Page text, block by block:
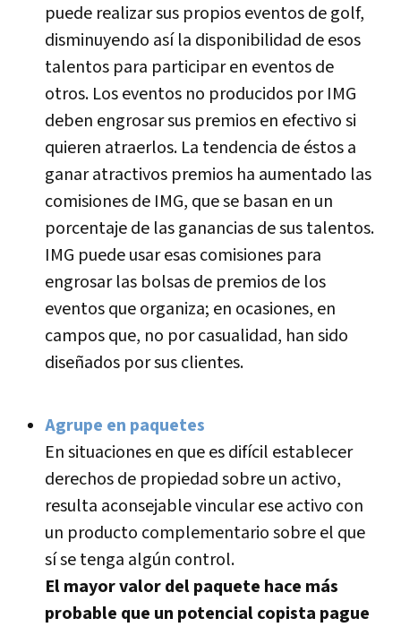
puede realizar sus propios eventos de golf,
disminuyendo así­ la disponibilidad de esos
talentos para participar en eventos de
otros. Los eventos no producidos por IMG
deben engrosar sus premios en efectivo si
quieren atraerlos. La tendencia de éstos a
ganar atractivos premios ha aumentado las
comisiones de IMG, que se basan en un
porcentaje de las ganancias de sus talentos.
IMG puede usar esas comisiones para
engrosar las bolsas de premios de los
eventos que organiza; en ocasiones, en
campos que, no por casualidad, han sido
diseñados por sus clientes.
Agrupe en paquetes
En situaciones en que es difí­cil establecer
derechos de propiedad sobre un activo,
resulta aconsejable vincular ese activo con
un producto complementario sobre el que
sí­ se tenga algún control.
El mayor valor del paquete hace más
probable que un potencial copista pague